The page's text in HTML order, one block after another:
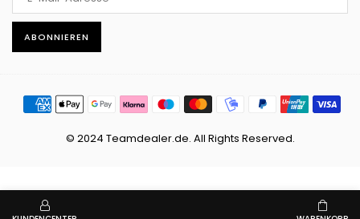
ABONNIEREN
© 2024 Teamdealer.de. All Rights Reserved.